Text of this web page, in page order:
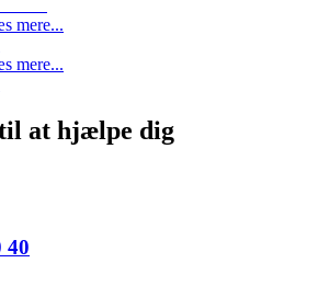
mere...
mere...
at hjælpe dig
40